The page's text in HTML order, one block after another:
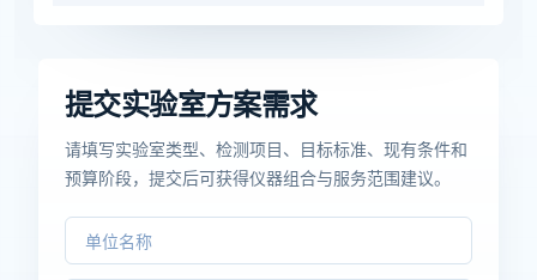
提交实验室方案需求
请填写实验室类型、检测项目、目标标准、现有条件和
预算阶段，提交后可获得仪器组合与服务范围建议。